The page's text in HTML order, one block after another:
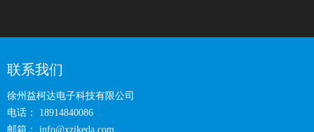
联系我们
徐州益柯达电子科技有限公司
电话： 18914840086
邮箱：
info@xzikeda.com